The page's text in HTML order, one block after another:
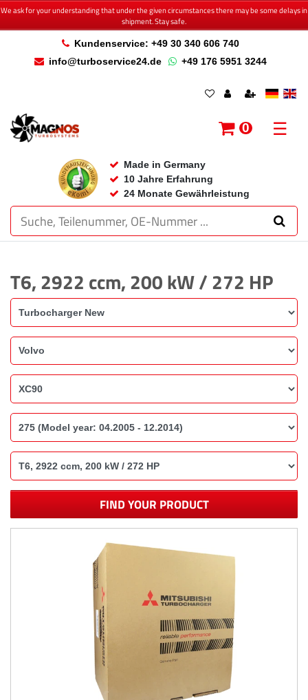
We ask for your understanding that under the given circumstances there may be some delays in
shipment. Stay safe.
Kundenservice: +49 30 340 606 740
info@turboservice24.de
+49 176 5951 3244
Made in Germany
10 Jahre Erfahrung
24 Monate Gewährleistung
0 ☰
T6, 2922 ccm, 200 kW / 272 HP
FIND YOUR PRODUCT